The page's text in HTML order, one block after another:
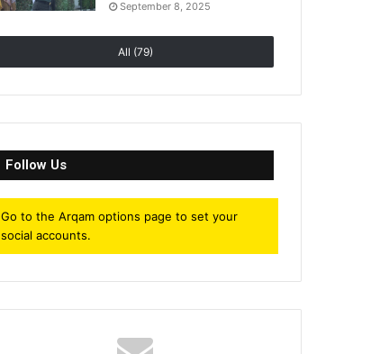
September 8, 2025
All (79)
Follow Us
Go to the Arqam options page to set your
social accounts.